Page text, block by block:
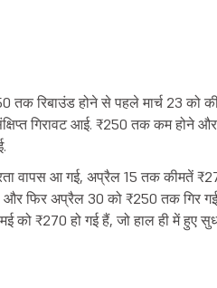
तक रिबाउंड होने से पहले मार्च 23 को
गिरावट आई. ₹250 तक कम होने
वापस आ गई, अप्रैल 15 तक कीमतें
फिर अप्रैल 30 को ₹250 तक गिर
को ₹270 हो गई हैं, जो हाल ही में हुए